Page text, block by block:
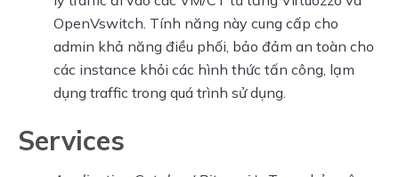
OpenVswitch. Tính năng này cung cấp cho
admin khả năng điều phối, bảo đảm an toàn cho
các instance khỏi các hình thức tấn công, lạm
dụng traffic trong quá trình sử dụng.
Services